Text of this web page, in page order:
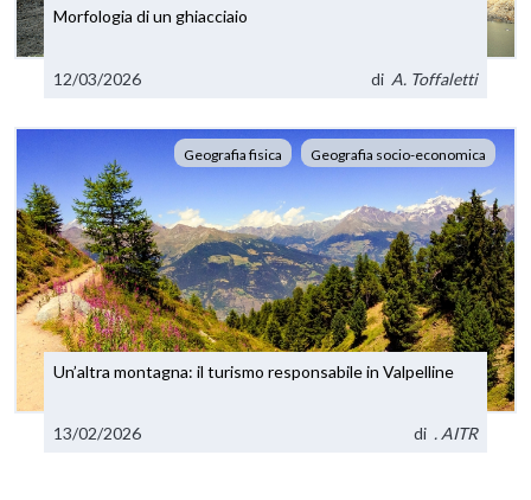
Morfologia di un ghiacciaio
12/03/2026 di A. Toffaletti
Geografia fisica Geografia socio-economica
Un’altra montagna: il turismo responsabile in Valpelline
13/02/2026 di . AITR